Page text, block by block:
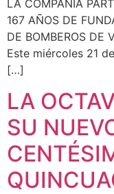
LA COMPAÑÍA
167 AÑOS DE
DE BOMBEROS DE
Este miércoles 21
[…]
LA
SU